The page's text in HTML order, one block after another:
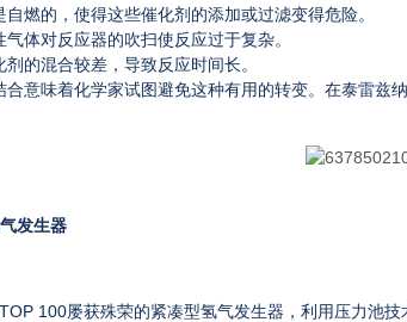
燃的，使得这些催化剂的添加或过滤变得危险。
体对反应器的吹扫使反应过于复杂。
的混合较差，导致反应时间长。
合意味着化学家试图避免这种有用的转变。在泰雷
发生器
TOP 100屡获殊荣的紧凑型氢气发生器， 利用压力池技